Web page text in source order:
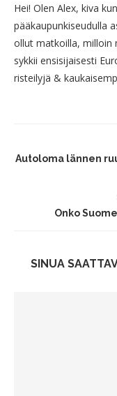
Hei! Olen Alex, kiva
pääkaupunkiseudulla
ollut matkoilla, milloin
sykkii ensisijaisesti
risteilyjä &
Autoloma lännen
Onko
SINUA